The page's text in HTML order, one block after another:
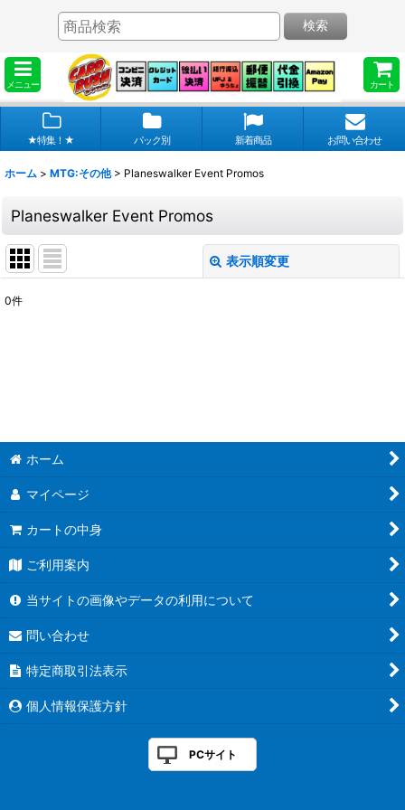
メニュー カート
検索
★特集！★ パック別 新着商品 お問い合わせ
ホーム > MTG:その他 > Planeswalker Event Promos
Planeswalker Event Promos
表示順変更
絞り込む
0件
ホーム
マイページ
カートの中身
ご利用案内
当サイトの画像やデータの利用について
問い合わせ
特定商取引法表示
個人情報保護方針
PCサイト